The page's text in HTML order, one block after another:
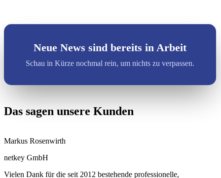
Neue News sind bereits in Arbeit
Schau in Kürze nochmal rein, um nichts zu verpassen.
Das sagen unsere Kunden
Markus Rosenwirth
netkey GmbH
Vielen Dank für die seit 2012 bestehende professionelle,